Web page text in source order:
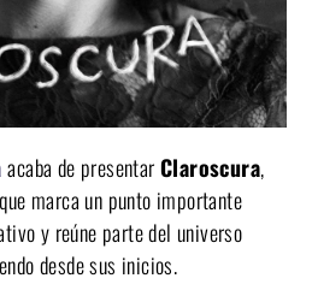
acaba de presentarClaroscura,
marca un punto importante
y reúne parte del universo
desde sus inicios.